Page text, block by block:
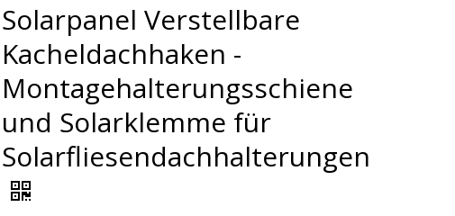
Solarpanel Verstellbare
Kacheldachhaken -
Montagehalterungsschiene
und Solarklemme für
Solarfliesendachhalterungen